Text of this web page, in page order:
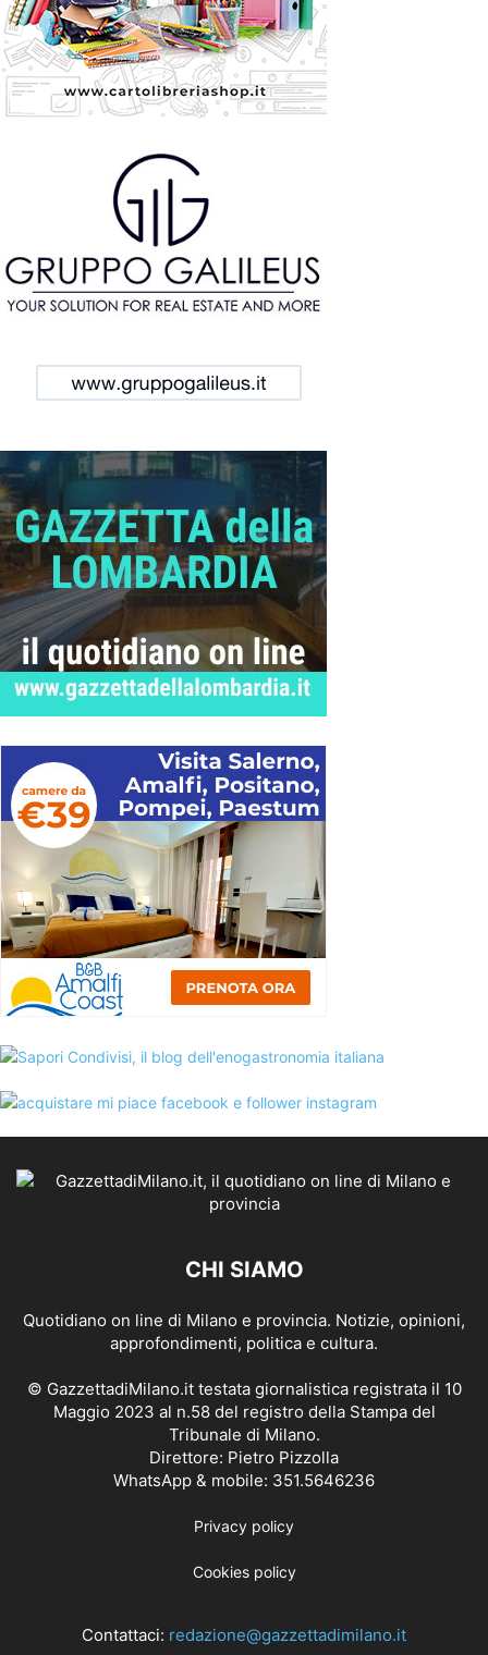
CHI SIAMO
Quotidiano on line di Milano e provincia. Notizie, opinioni,
approfondimenti, politica e cultura.
© GazzettadiMilano.it testata giornalistica registrata il 10
Maggio 2023 al n.58 del registro della Stampa del
Tribunale di Milano.
Direttore: Pietro Pizzolla
WhatsApp & mobile: 351.5646236
Privacy policy
Cookies policy
Contattaci: redazione@gazzettadimilano.it